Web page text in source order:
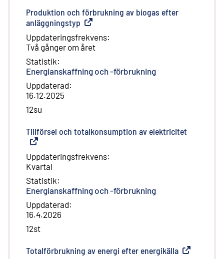
Produktion och förbrukning av biogas efter
anläggningstyp Extern länk
Uppdateringsfrekvens:
Två gånger om året
Statistik:
Energianskaffning och -förbrukning
Uppdaterad:
16.12.2025
12su
Tillförsel och totalkonsumption av elektricitet
Uppdateringsfrekvens:
Kvartal
Statistik:
Energianskaffning och -förbrukning
Uppdaterad:
16.4.2026
12st
Totalförbrukning av energi efter energikälla Extern länk